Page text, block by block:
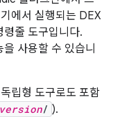
에서 실행되는 DEX
줄 도구입니다.
사용할 수 있습니
립형 도구로도 포함
version/ ).